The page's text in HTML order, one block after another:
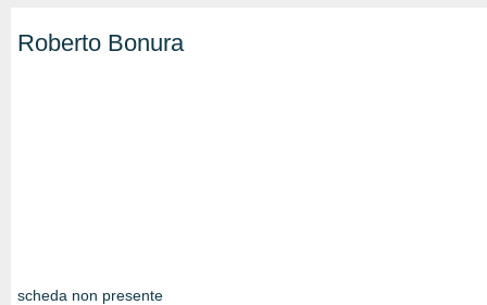
Roberto Bonura
scheda non presente